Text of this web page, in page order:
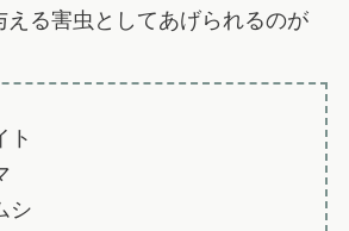
える害虫としてあげられるのが
ト
シ